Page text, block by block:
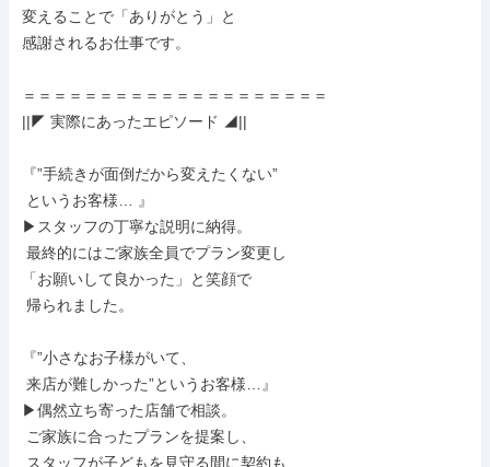
変えることで「ありがとう」と
感謝されるお仕事です。
＝＝＝＝＝＝＝＝＝＝＝＝＝＝＝＝＝＝＝＝
||◤ 実際にあったエピソード ◢||
『”手続きが面倒だから変えたくない”
▶スタッフの丁寧な説明に納得。
「お願いして良かった」と笑顔で
『”小さなお子様がいて、
▶偶然立ち寄った店舗で相談。